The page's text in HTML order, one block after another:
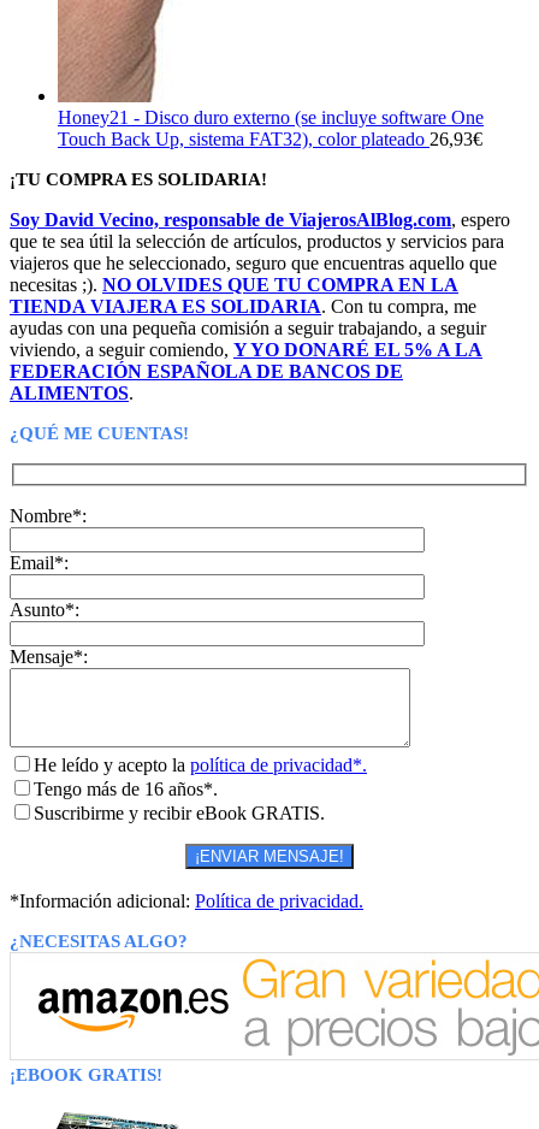
Honey21 - Disco duro externo (se incluye software One
Touch Back Up, sistema FAT32), color plateado 26,93€
¡TU COMPRA ES SOLIDARIA!
Soy David Vecino, responsable de ViajerosAlBlog.com, espero
que te sea útil la selección de artículos, productos y servicios para
viajeros que he seleccionado, seguro que encuentras aquello que
necesitas ;). NO OLVIDES QUE TU COMPRA EN LA
TIENDA VIAJERA ES SOLIDARIA. Con tu compra, me
ayudas con una pequeña comisión a seguir trabajando, a seguir
viviendo, a seguir comiendo, Y YO DONARÉ EL 5% A LA
FEDERACIÓN ESPAÑOLA DE BANCOS DE
ALIMENTOS.
¿QUÉ ME CUENTAS!
Nombre*:
Email*:
Asunto*:
Mensaje*:
He leído y acepto la política de privacidad*.
Tengo más de 16 años*.
Suscribirme y recibir eBook GRATIS.
*Información adicional: Política de privacidad.
¿NECESITAS ALGO?
¡EBOOK GRATIS!